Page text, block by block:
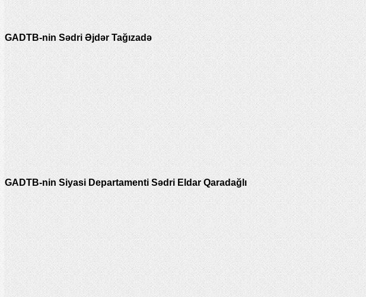
GADTB-nin Sədri Əjdər Tağızadə
GADTB-nin Siyasi Departamenti Sədri Eldar Qaradağlı